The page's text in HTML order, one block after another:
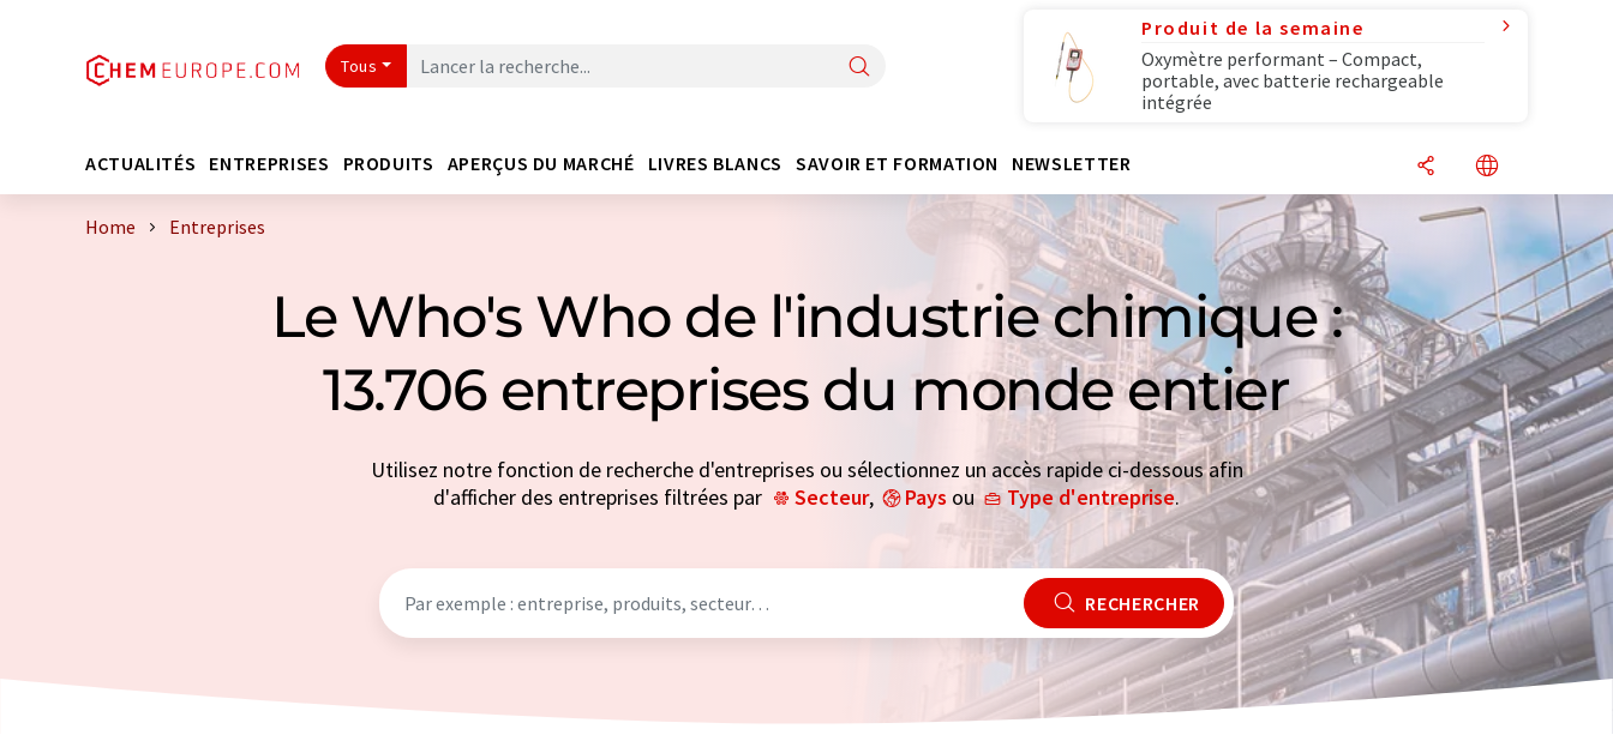
Tous
Produit de la semaine
Oxymètre performant – Compact,
portable, avec batterie rechargeable
intégrée
ACTUALITÉS ENTREPRISES PRODUITS APERÇUS DU MARCHÉ LIVRES BLANCS SAVOIR ET FORMATION NEWSLETTER
Home Entreprises
Le Who's Who de l'industrie chimique :
13.706 entreprises du monde entier
Utilisez notre fonction de recherche d'entreprises ou sélectionnez un accès rapide ci-dessous afin
d'afficher des entreprises filtrées par
Secteur, Pays ou Type d'entreprise.
RECHERCHER